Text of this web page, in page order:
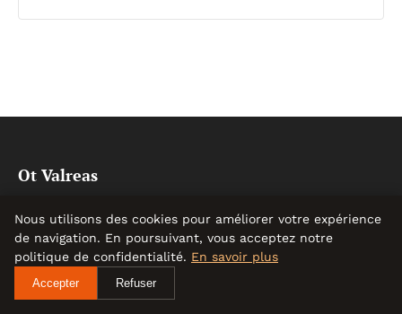
Ot Valreas
Le voyage, une passion à partager
Catégories
Nous utilisons des cookies pour améliorer votre expérience
de navigation. En poursuivant, vous acceptez notre
politique de confidentialité. En savoir plus
Accepter Refuser